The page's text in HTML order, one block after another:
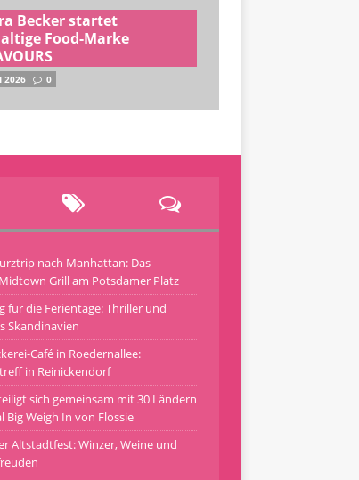
Becker startet
Food-Marke
2026 0
nach Manhattan: Das
Grill am Potsdamer Platz
für die Ferientage: Thriller und
Skandinavien
Café in Roedernallee:
in Reinickendorf
sich gemeinsam mit 30 Ländern
Big Weigh In von Flossie
Altstadtfest: Winzer, Weine und